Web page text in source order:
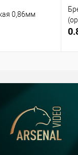
0,86мм